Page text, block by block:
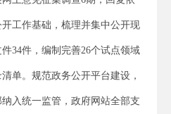
工作基础，梳理并集中公开现
34件，编制完善26个试点领域
单。规范政务公开平台建设，
入统一监管，政府网站全部支